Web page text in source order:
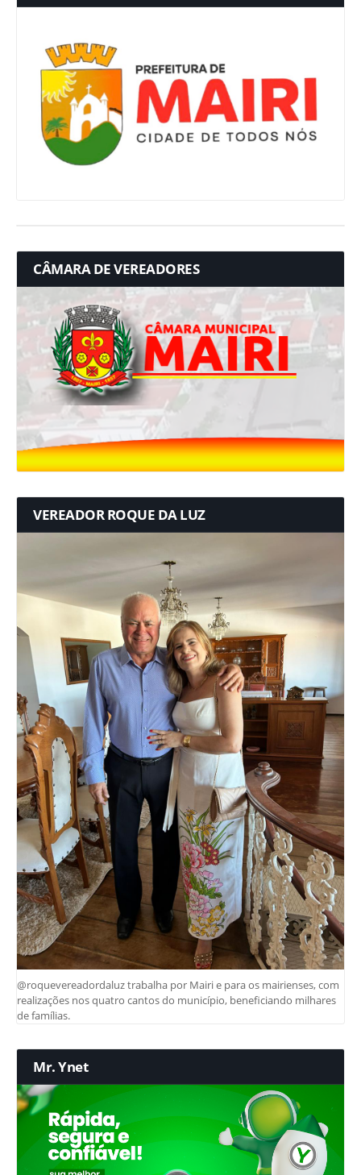
CÂMARA DE VEREADORES
VEREADOR ROQUE DA LUZ
@roquevereadordaluz trabalha por Mairi e para os mairienses, com
realizações nos quatro cantos do município, beneficiando milhares
de famílias.
Mr. Ynet